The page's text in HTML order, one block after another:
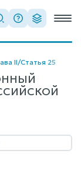
II/Статья 25